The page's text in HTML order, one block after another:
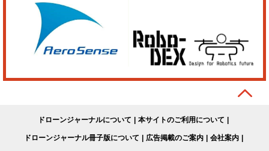
ドローンジャーナルについて 本サイトのご利用について
ドローンジャーナル冊子版について 広告掲載のご案内 会社案内